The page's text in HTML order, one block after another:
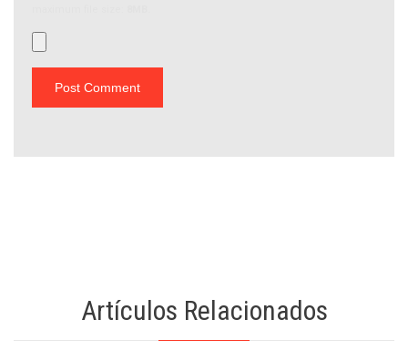
Artículos Relacionados